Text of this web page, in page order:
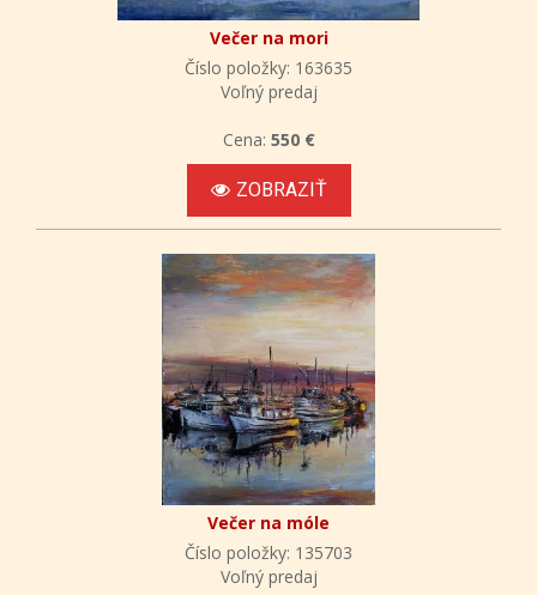
Večer na mori
Číslo položky: 163635
Voľný predaj
Cena: 550 €
ZOBRAZIŤ
Večer na móle
Číslo položky: 135703
Voľný predaj